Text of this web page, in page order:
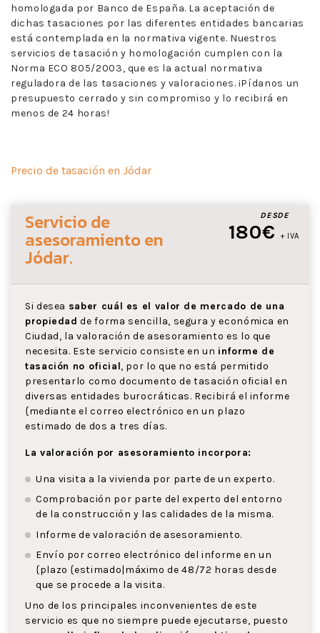
homologada por Banco de España. La aceptación de
dichas tasaciones por las diferentes entidades bancarias
está contemplada en la normativa vigente. Nuestros
servicios de tasación y homologación cumplen con la
Norma ECO 805/2003, que es la actual normativa
reguladora de las tasaciones y valoraciones. ¡Pídanos un
presupuesto cerrado y sin compromiso y lo recibirá en
menos de 24 horas!
Precio de tasación en Jódar
DESDE
180€ + IVA
Servicio de
asesoramientoen
Jódar.
Si desea saber cuál es el valor de mercado de una
propiedad de forma sencilla, segura y económica en
Ciudad, la valoración de asesoramiento es lo que
necesita. Este servicio consiste en un informe de
tasación no oficial, por lo que no está permitido
presentarlo como documento de tasación oficial en
diversas entidades burocráticas. Recibirá el informe
{mediante el correo electrónico en un plazo
estimado de dos a tres días.
La valoración por asesoramiento incorpora:
Una visita a la vivienda por parte de un experto.
Comprobación por parte del experto del entorno
de la construcción y las calidades de la misma.
Informe de valoración de asesoramiento.
Envío por correo electrónico del informe en un
{plazo {estimado|máximo de 48/72 horas desde
que se procede a la visita.
Uno de los principales inconvenientes de este
servicio es que no siempre puede ejecutarse, puesto